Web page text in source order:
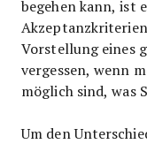
begehen kann, ist
Vorstellung eines
vergessen, wenn
möglich sind, was
Um den